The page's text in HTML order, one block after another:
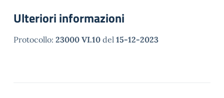
Ulteriori informazioni
Protocollo: 23000 VI.10 del 15-12-2023